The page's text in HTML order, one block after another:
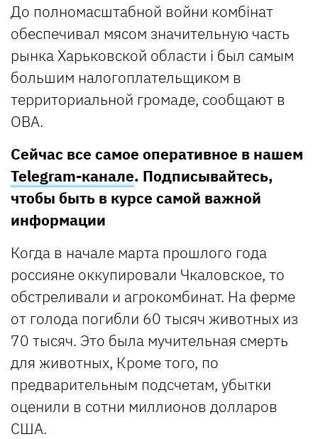
До полномасштабной войни комбінат
обеспечивал мясом значительную часть
рынка Харьковской области і был самым
большим налогоплательщиком в
территориальной громаде, сообщают в
ОВА.
Сейчас все самое оперативное в нашем
Telegram-канале. Подписывайтесь,
чтобы быть в курсе самой важной
информации
Когда в начале марта прошлого года
россияне оккупировали Чкаловское, то
обстреливали и агрокомбинат. На ферме
от голода погибли 60 тысяч животных из
70 тысяч. Это была мучительная смерть
для животных, Кроме того, по
предварительным подсчетам, убытки
оценили в сотни миллионов долларов
США.